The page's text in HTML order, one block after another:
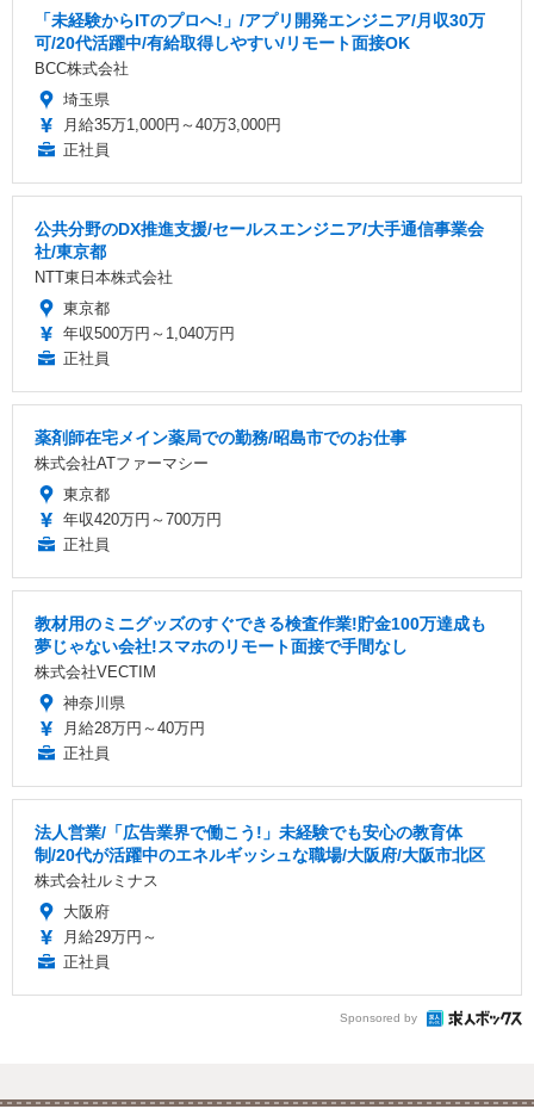
「未経験からITのプロへ!」/アプリ開発エンジニア/月収30万
可/20代活躍中/有給取得しやすい/リモート面接OK
BCC株式会社
埼玉県
月給35万1,000円～40万3,000円
正社員
公共分野のDX推進支援/セールスエンジニア/大手通信事業会
社/東京都
NTT東日本株式会社
東京都
年収500万円～1,040万円
正社員
薬剤師在宅メイン薬局での勤務/昭島市でのお仕事
株式会社ATファーマシー
東京都
年収420万円～700万円
正社員
教材用のミニグッズのすぐできる検査作業!貯金100万達成も
夢じゃない会社!スマホのリモート面接で手間なし
株式会社VECTIM
神奈川県
月給28万円～40万円
正社員
法人営業/「広告業界で働こう!」未経験でも安心の教育体
制/20代が活躍中のエネルギッシュな職場/大阪府/大阪市北区
株式会社ルミナス
大阪府
月給29万円～
正社員
Sponsored by